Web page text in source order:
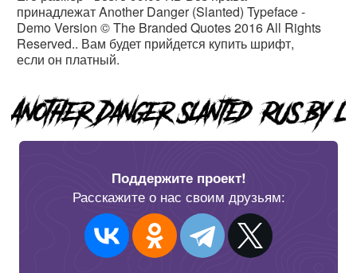
принадлежат Another Danger (Slanted) Typeface -
Demo Version © The Branded Quotes 2016 All Rights
Reserved.. Вам будет прийдется купить шрифт,
если он платный.
Поддержите проект!
Расскажите о нас своим друзьям: